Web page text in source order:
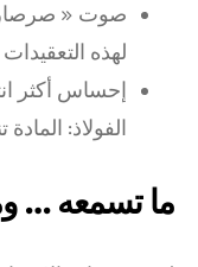
صوت « صرصار
لهذه التعقيدات
إحساس أكثر
الفولاذ:
ما تسمعه …